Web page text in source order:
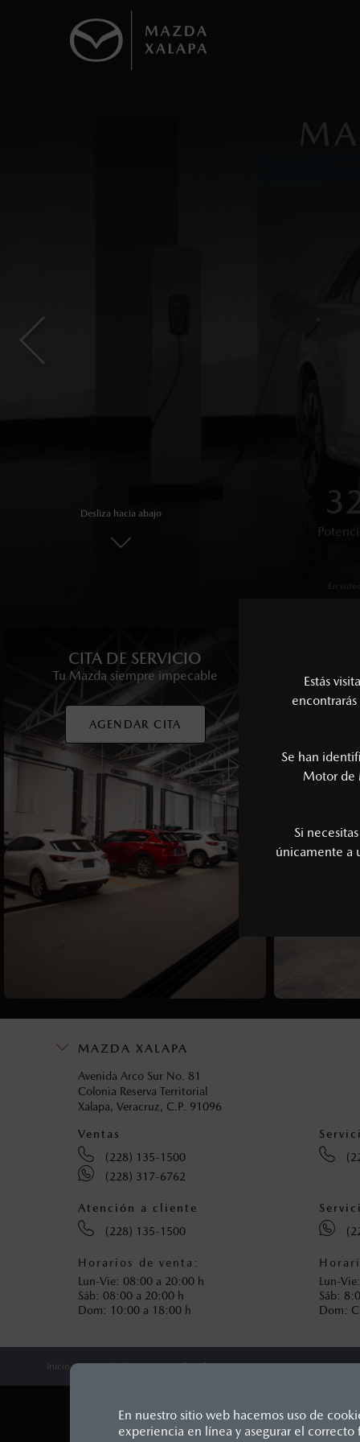
Estás
Se han
Motor de
Si
únicamente a
En nuestro sitio web hacemos uso de
experiencia en línea y asegurar el
En
Sistema
En
6
En imagen,
Desliza hacia abajo
CITA DE SERVICIO
Tu Mazda siempre impecable
AGENDAR CITA
Disfruta
MAZDA XALAPA
Avenida Arco Sur No. 81
Colonia Reserva Territorial
Xalapa, Veracruz, C.P. 91096
Ventas
(228) 135-1500
(228) 317-6762
Atención a cliente
(228) 135-1500
Horarios de venta:
Lun-Vie: 08:00 a 20:00 h
Sáb: 08:00 a 20:00 h
Dom: 10:00 a 18:00 h
Lun-
Sáb:
Dom:
Inicio Distribuidores Mazda Xalapa
LEGALES
Los precios y especificaciones indicados
I.S.A.N., y pueden cambiar sin previo
Todas las imágenes del sitio son meramente ilustrativas.